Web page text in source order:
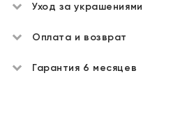
Уход за украшениями
Оплата и возврат
Гарантия 6 месяцев